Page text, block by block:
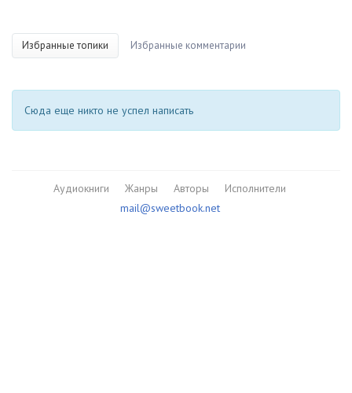
Избранные топики Избранные комментарии
Сюда еще никто не успел написать
Аудиокниги Жанры Авторы
Исполнители
mail@sweetbook.net